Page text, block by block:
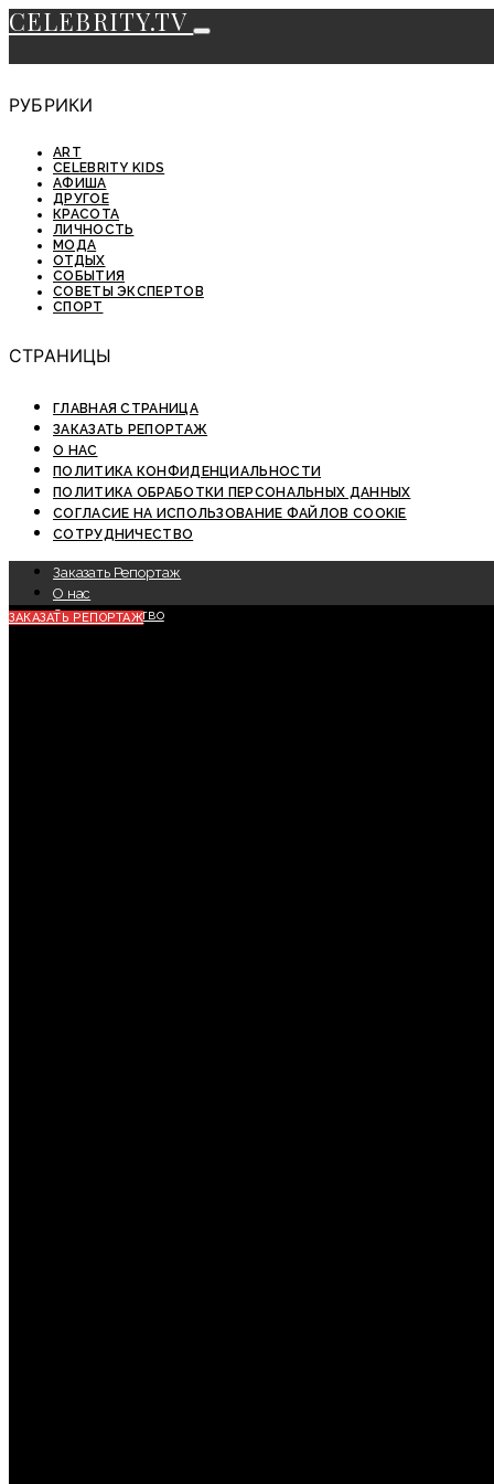
CELEBRITY.TV
РУБРИКИ
ART
CELEBRITY KIDS
АФИША
ДРУГОЕ
КРАСОТА
ЛИЧНОСТЬ
МОДА
ОТДЫХ
СОБЫТИЯ
СОВЕТЫ ЭКСПЕРТОВ
СПОРТ
СТРАНИЦЫ
ГЛАВНАЯ СТРАНИЦА
ЗАКАЗАТЬ РЕПОРТАЖ
О НАС
ПОЛИТИКА КОНФИДЕНЦИАЛЬНОСТИ
ПОЛИТИКА ОБРАБОТКИ ПЕРСОНАЛЬНЫХ ДАННЫХ
СОГЛАСИЕ НА ИСПОЛЬЗОВАНИЕ ФАЙЛОВ COOKIE
СОТРУДНИЧЕСТВО
Заказать Репортаж
О нас
Сотрудничество
ЗАКАЗАТЬ РЕПОРТАЖ